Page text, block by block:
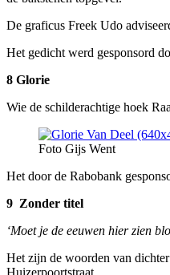
De graficus Freek Udo
Het gedicht werd gesponsord
8 Glorie
Wie de schilderachtige hoek
Foto Gijs Went
Het door de Rabobank
9 Zonder titel
‘Moet je de eeuwen hier zien
Het zijn de woorden van